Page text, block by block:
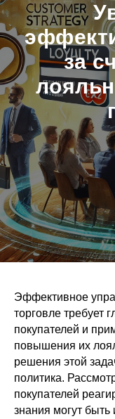
за
Эффективное
торговле требует
покупателей и
повышения их
решения этой
политика.
покупателей
знания могут